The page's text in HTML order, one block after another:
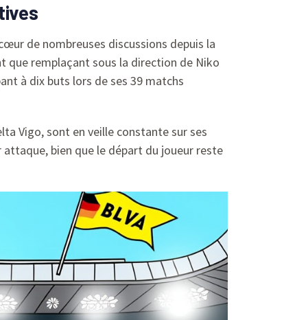
de nombreuses discussions depuis la
que remplaçant sous la direction de Niko
à dix buts lors de ses 39 matchs
Vigo, sont en veille constante sur ses
attaque, bien que le départ du joueur reste